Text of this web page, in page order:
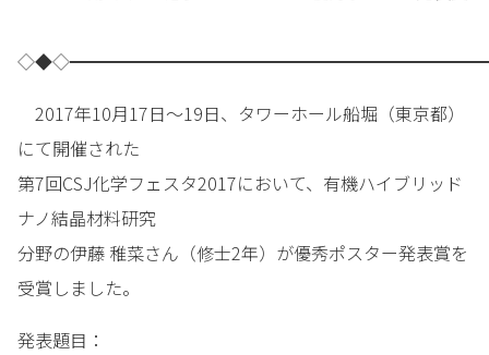
2017年10月17日～19日、タワーホール船堀（東京都）
にて開催された
第7回CSJ化学フェスタ2017において、有機ハイブリッド
ナノ結晶材料研究
分野の伊藤 稚菜さん（修士2年）が優秀ポスター発表賞を
受賞しました。
発表題目：